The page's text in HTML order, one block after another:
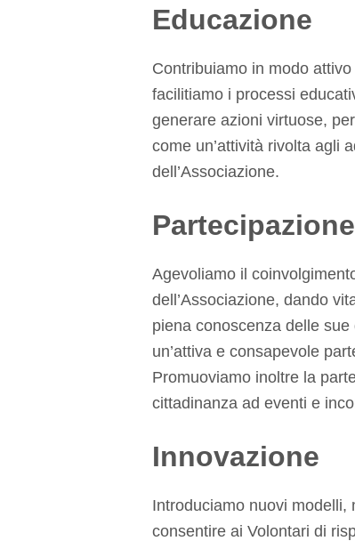
Educazione
Contribuiamo in modo
facilitiamo i processi
generare azioni virtuose,
come un’attività rivolta agli
dell’Associazione.
Partecipazione
Agevoliamo il
dell’Associazione, dando
piena conoscenza delle
un’attiva e consapevole
Promuoviamo inoltre la
cittadinanza ad eventi e
Innovazione
Introduciamo nuovi
consentire ai Volontari di